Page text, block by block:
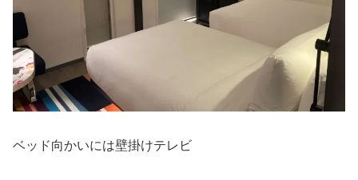
ベッド向かいには壁掛けテレビ